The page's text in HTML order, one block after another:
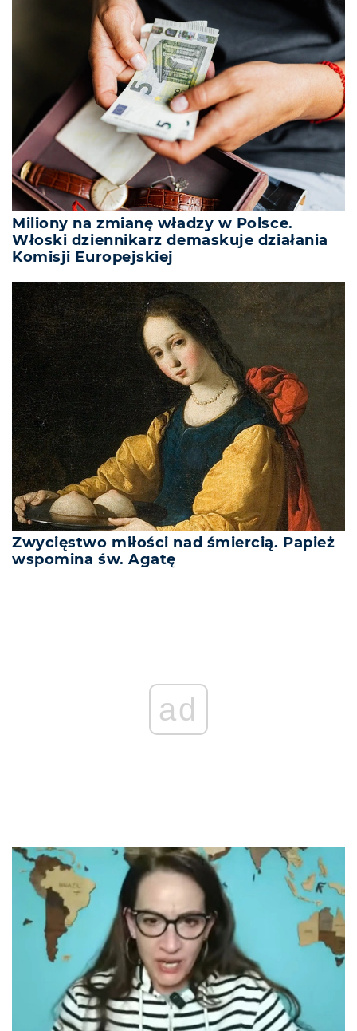
Miliony na zmianę władzy w Polsce.
Włoski dziennikarz demaskuje działania
Komisji Europejskiej
Zwycięstwo miłości nad śmiercią. Papież
wspomina św. Agatę
ad